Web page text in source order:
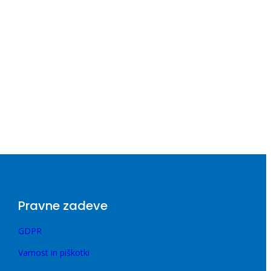
Pravne zadeve
GDPR
Varnost in piškotki